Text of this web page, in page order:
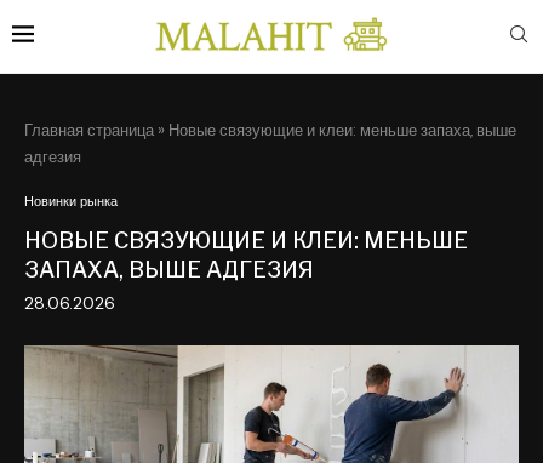
Главная страница » Новые связующие и клеи: меньше запаха, выше
адгезия
Новинки рынка
НОВЫЕ СВЯЗУЮЩИЕ И КЛЕИ: МЕНЬШЕ
ЗАПАХА, ВЫШЕ АДГЕЗИЯ
28.06.2026